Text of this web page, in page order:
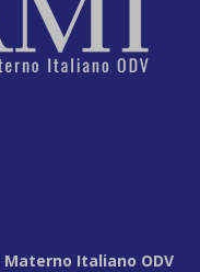
Italiano ODV